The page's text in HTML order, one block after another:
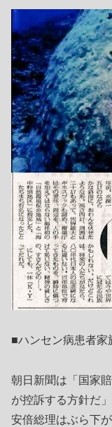
■ハンセン病患者家
朝日新聞は「国家
が控訴する方針だ」
安倍総理はぶら下